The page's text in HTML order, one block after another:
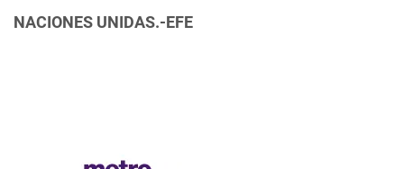
NACIONES UNIDAS.-EFE